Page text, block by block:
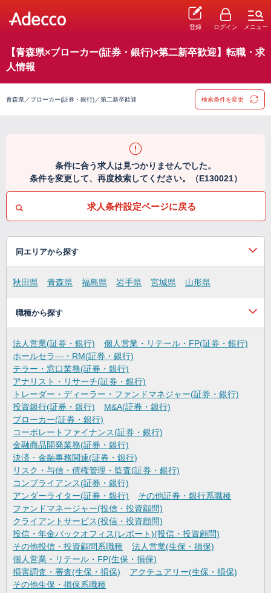
登録 ログイン メニュー
【青森県×ブローカー(証券・銀行)×第二新卒歓迎】転職・求
人情報
青森県／ブローカー(証券・銀行)／第二新卒歓迎 検索条件を変更
条件に合う求人は見つかりませんでした。
条件を変更して、再度検索してください。（E130021）
求人条件設定ページに戻る
同エリアから探す
秋田県 青森県 福島県 岩手県 宮城県 山形県
職種から探す
法人営業(証券・銀行)
個人営業・リテール・FP(証券・銀行)
ホールセラ―・RM(証券・銀行)
テラー・窓口業務(証券・銀行)
アナリスト・リサーチ(証券・銀行)
トレーダー・ディーラー・ファンドマネジャー(証券・銀行)
投資銀行(証券・銀行)
M&A(証券・銀行)
ブローカー(証券・銀行)
コーポレートファイナンス(証券・銀行)
金融商品開発業務(証券・銀行)
決済・金融事務関連(証券・銀行)
リスク・与信・債権管理・監査(証券・銀行)
コンプライアンス(証券・銀行)
アンダーライター(証券・銀行)
その他証券・銀行系職種
ファンドマネージャー(投信・投資顧問)
クライアントサービス(投信・投資顧問)
投信・年金バックオフィス(レポート)(投信・投資顧問)
その他投信・投資顧問系職種
法人営業(生保・損保)
個人営業・リテール・FP(生保・損保)
損害調査・審査(生保・損保)
アクチュアリー(生保・損保)
その他生保・損保系職種